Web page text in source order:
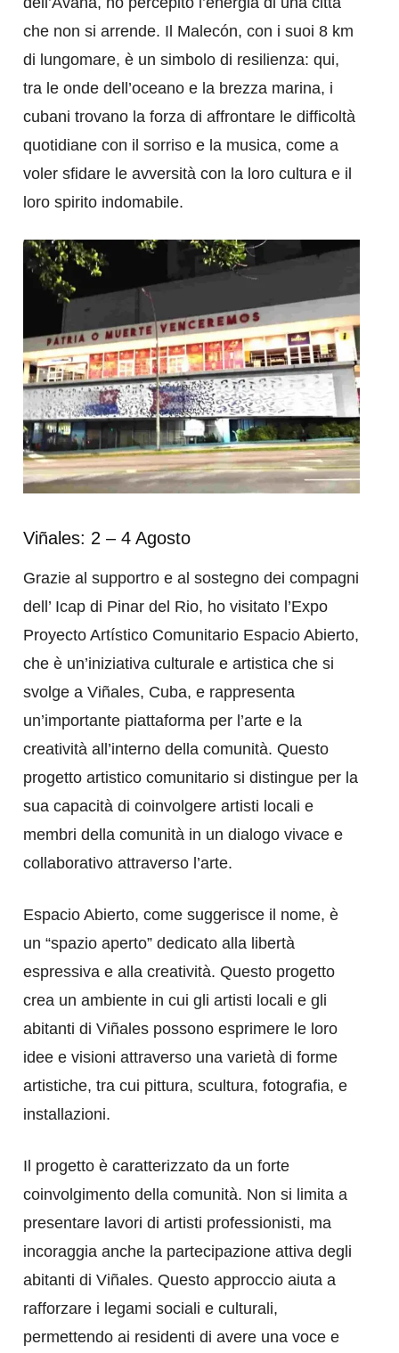
che non si arrende. Il Malecón, con i suoi 8 km
di lungomare, è un simbolo di resilienza: qui,
tra le onde dell’oceano e la brezza marina, i
cubani trovano la forza di affrontare le difficoltà
quotidiane con il sorriso e la musica, come a
voler sfidare le avversità con la loro cultura e il
loro spirito indomabile.
Viñales: 2 – 4 Agosto
Grazie al supportro e al sostegno dei compagni
dell’ Icap di Pinar del Rio, ho visitato l’Expo
Proyecto Artístico Comunitario Espacio Abierto,
che è un’iniziativa culturale e artistica che si
svolge a Viñales, Cuba, e rappresenta
un’importante piattaforma per l’arte e la
creatività all’interno della comunità. Questo
progetto artistico comunitario si distingue per la
sua capacità di coinvolgere artisti locali e
membri della comunità in un dialogo vivace e
collaborativo attraverso l’arte.
Espacio Abierto, come suggerisce il nome, è
un “spazio aperto” dedicato alla libertà
espressiva e alla creatività. Questo progetto
crea un ambiente in cui gli artisti locali e gli
abitanti di Viñales possono esprimere le loro
idee e visioni attraverso una varietà di forme
artistiche, tra cui pittura, scultura, fotografia, e
installazioni.
Il progetto è caratterizzato da un forte
coinvolgimento della comunità. Non si limita a
presentare lavori di artisti professionisti, ma
incoraggia anche la partecipazione attiva degli
abitanti di Viñales. Questo approccio aiuta a
rafforzare i legami sociali e culturali,
permettendo ai residenti di avere una voce e